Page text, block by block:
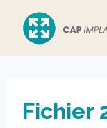
contenu
Fichier